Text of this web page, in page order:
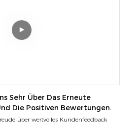
von Größe und Farbe bis hin zur
Wenn Sie auf der Suche nach
Sehr Über Das Erneute
Die Positiven Bewertungen.
über wertvolles Kundenfeedback